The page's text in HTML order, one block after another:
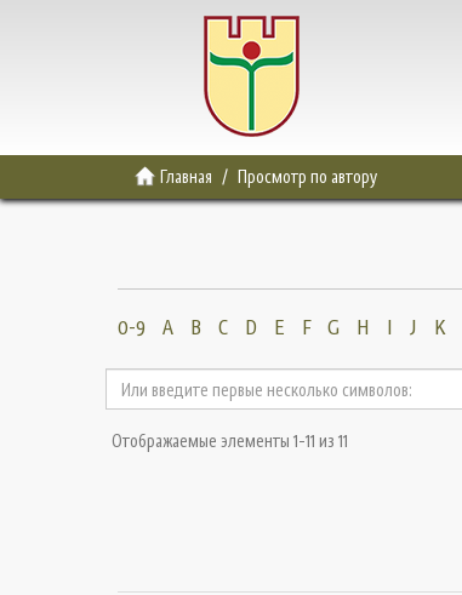
Главная Просмотр по автору
0-9 A B C D E F G H I J K
Отображаемые элементы 1-11 из 11